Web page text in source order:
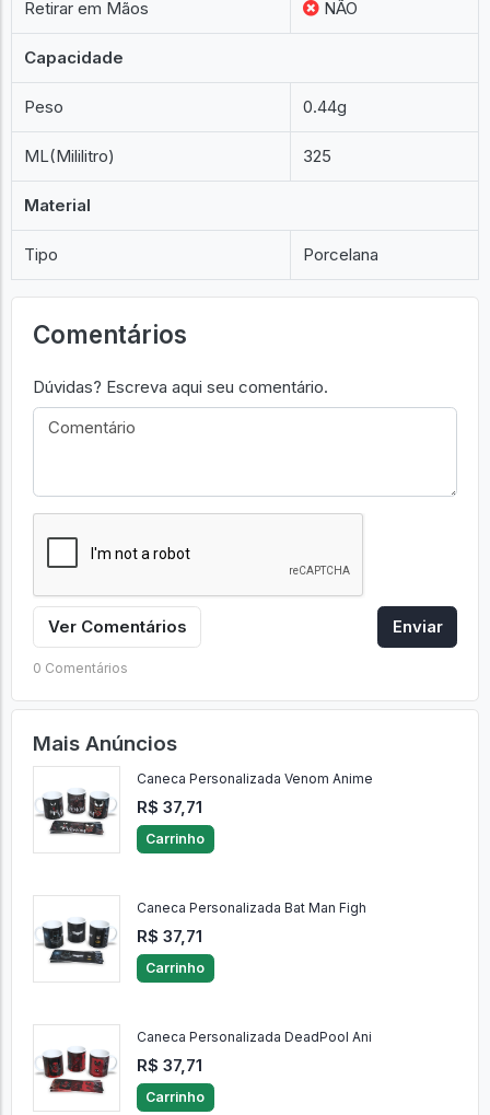
Retirar em Mãos NÃO
Capacidade
Peso 0.44g
ML(Mililitro) 325
Material
Tipo Porcelana
Comentários
Dúvidas? Escreva aqui seu comentário.
Ver Comentários Enviar
0 Comentários
Mais Anúncios
Caneca Personalizada Venom Anime
R$ 37,71
Carrinho
Caneca Personalizada Bat Man Figh
R$ 37,71
Carrinho
Caneca Personalizada DeadPool Ani
R$ 37,71
Carrinho